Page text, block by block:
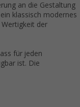
an die Gestaltung
klassisch modernes
der
für jeden
ist. Die